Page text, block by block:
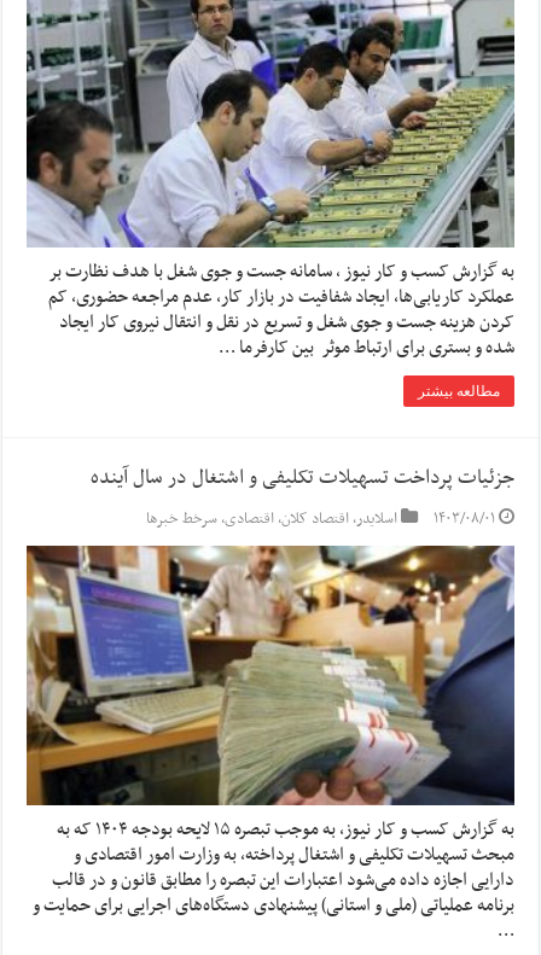
به گزارش کسب و کار نیوز ، سامانه جست و جوی شغل با هدف نظارت بر
عملکرد کاریابی‌ها، ایجاد شفافیت در بازار کار، عدم مراجعه حضوری، کم
کردن هزینه جست و جوی شغل و تسریع در نقل و انتقال نیروی کار ایجاد
شده و بستری برای ارتباط موثر بین کارفرما …
مطالعه بیشتر
جزئیات پرداخت تسهیلات تکلیفی و اشتغال در سال آینده
۱۴۰۳/۰۸/۰۱ اسلایدر,اقتصاد کلان,اقتصادی,سرخط خبرها
به گزارش کسب و کار نیوز، به موجب تبصره ۱۵ لایحه بودجه ۱۴۰۴ که به
مبحث تسهیلات تکلیفی و اشتغال پرداخته، به وزارت امور اقتصادی و
دارایی اجازه داده می‌شود اعتبارات این تبصره را مطابق قانون و در قالب
برنامه عملیاتی (ملی و استانی) پیشنهادی دستگاه‌های اجرایی برای حمایت و
…